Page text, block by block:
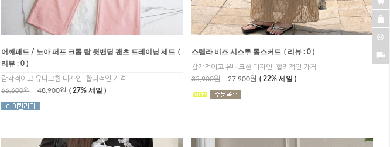
어깨패드 / 노아 퍼프 크롭 탑 뒷밴딩 팬츠 트레이닝 세트 (
리뷰 : 0 )
감각적이고 유니크한 디자인, 합리적인 가격
66,600원
48,900원 ( 27% 세일 )
스텔라 비즈 시스루 롱스커트 ( 리뷰 : 0 )
감각적이고 유니크한 디자인, 합리적인 가격
35,900원
27,900원 ( 22% 세일 )